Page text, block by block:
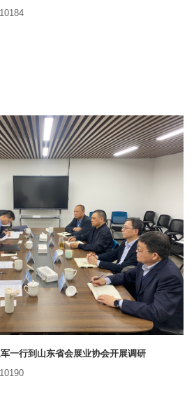
10184
一行到山东省会展业协会开展调研
10190